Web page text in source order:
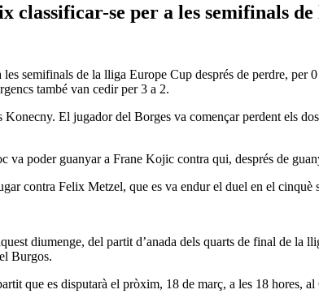
classificar-se per a les semifinals
semifinals de la lliga Europe Cup després de perdre,
també van cedir per 3 a 2.
El jugador del Borges va començar perdent els
poder guanyar a Frane Kojic contra qui, després de
contra Felix Metzel, que es va endur el duel en el cinquè
diumenge, del partit d’anada dels quarts de final de la
Burgos.
que es disputarà el pròxim, 18 de març, a les 18 hores,